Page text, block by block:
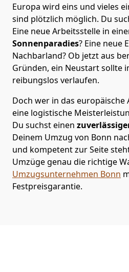
Europa wird eins und vieles
sind plötzlich möglich. Du
Eine neue Arbeitsstelle in
Sonnenparadies? Eine neue
Nachbarland? Ob jetzt aus
Gründen, ein Neustart sollte
reibungslos verlaufen.
Doch wer in das
eine logistische
Du suchst einen
Deinem Umzug von Bonn
und kompetent zur Seite
Umzügegenau die richtige
Umzugsunternehmen Bonn
Festpreisgarantie.